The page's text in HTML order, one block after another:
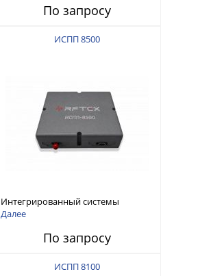
По запросу
ИСПП 8500
Интегрированный системы
защиты от ГНСС-помех RFТех
Далее
По запросу
ИСПП 8100